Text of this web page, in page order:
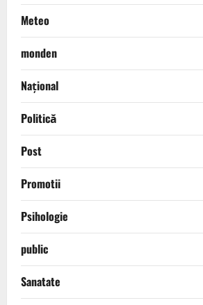
Meteo
monden
Național
Politică
Post
Promotii
Psihologie
public
Sanatate